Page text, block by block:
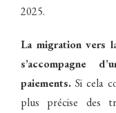
2025.
La migration vers
s’accompagne
paiements. Si cela
plus précise des